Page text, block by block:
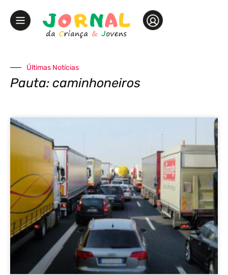
Últimas Notícias
Pauta: caminhoneiros